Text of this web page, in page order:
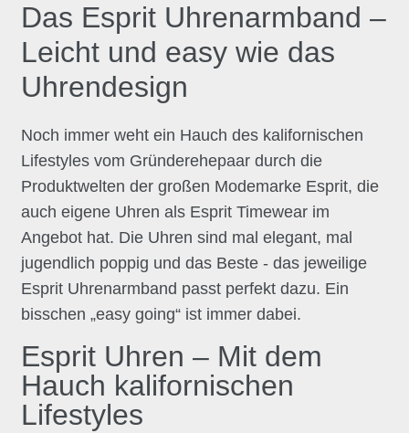
Das Esprit Uhrenarmband –
Leicht und easy wie das
Uhrendesign
Noch immer weht ein Hauch des kalifornischen
Lifestyles vom Gründerehepaar durch die
Produktwelten der großen Modemarke Esprit, die
auch eigene Uhren als Esprit Timewear im
Angebot hat. Die Uhren sind mal elegant, mal
jugendlich poppig und das Beste - das jeweilige
Esprit Uhrenarmband passt perfekt dazu. Ein
bisschen „easy going“ ist immer dabei.
Esprit Uhren – Mit dem
Hauch kalifornischen
Lifestyles